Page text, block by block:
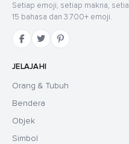
Setiap emoji, setiap makna,
15 bahasa dan 3.700+ emoji.
JELAJAHI
Orang & Tubuh
Bendera
Objek
Simbol